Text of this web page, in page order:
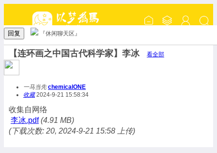
回复 『休闲聊天区』
【连环画之中国古代科学家】李冰 看全部
一马当先 chemicalONE
收藏2024-9-21 15:58:34
收集自网络
李冰.pdf (4.91 MB)
(下载次数: 20, 2024-9-21 15:58 上传)